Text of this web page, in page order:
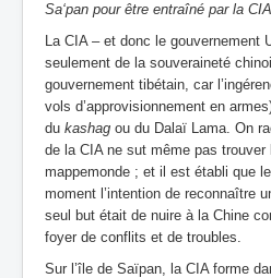
Sa‘pan pour être entraîné par la
La CIA – et donc le gouvernement
seulement de la souveraineté
gouvernement tibétain, car
vols d’approvisionnement en
du kashag ou du Dalaï Lama. On
de la CIA ne sut même pas trouver
mappemonde ; et il est établi que
moment l’intention de reconnaître
seul but était de nuire à la Chine
foyer de conflits et de troubles.
Sur l’île de Saïpan, la CIA forme